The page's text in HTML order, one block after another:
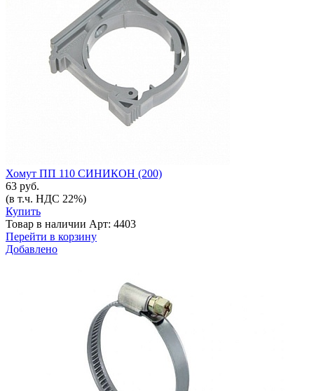
Хомут ПП 110 СИНИКОН (200)
63 руб.
(в т.ч. НДС 22%)
Купить
Товар в наличии Арт: 4403
Перейти в корзину
Добавлено